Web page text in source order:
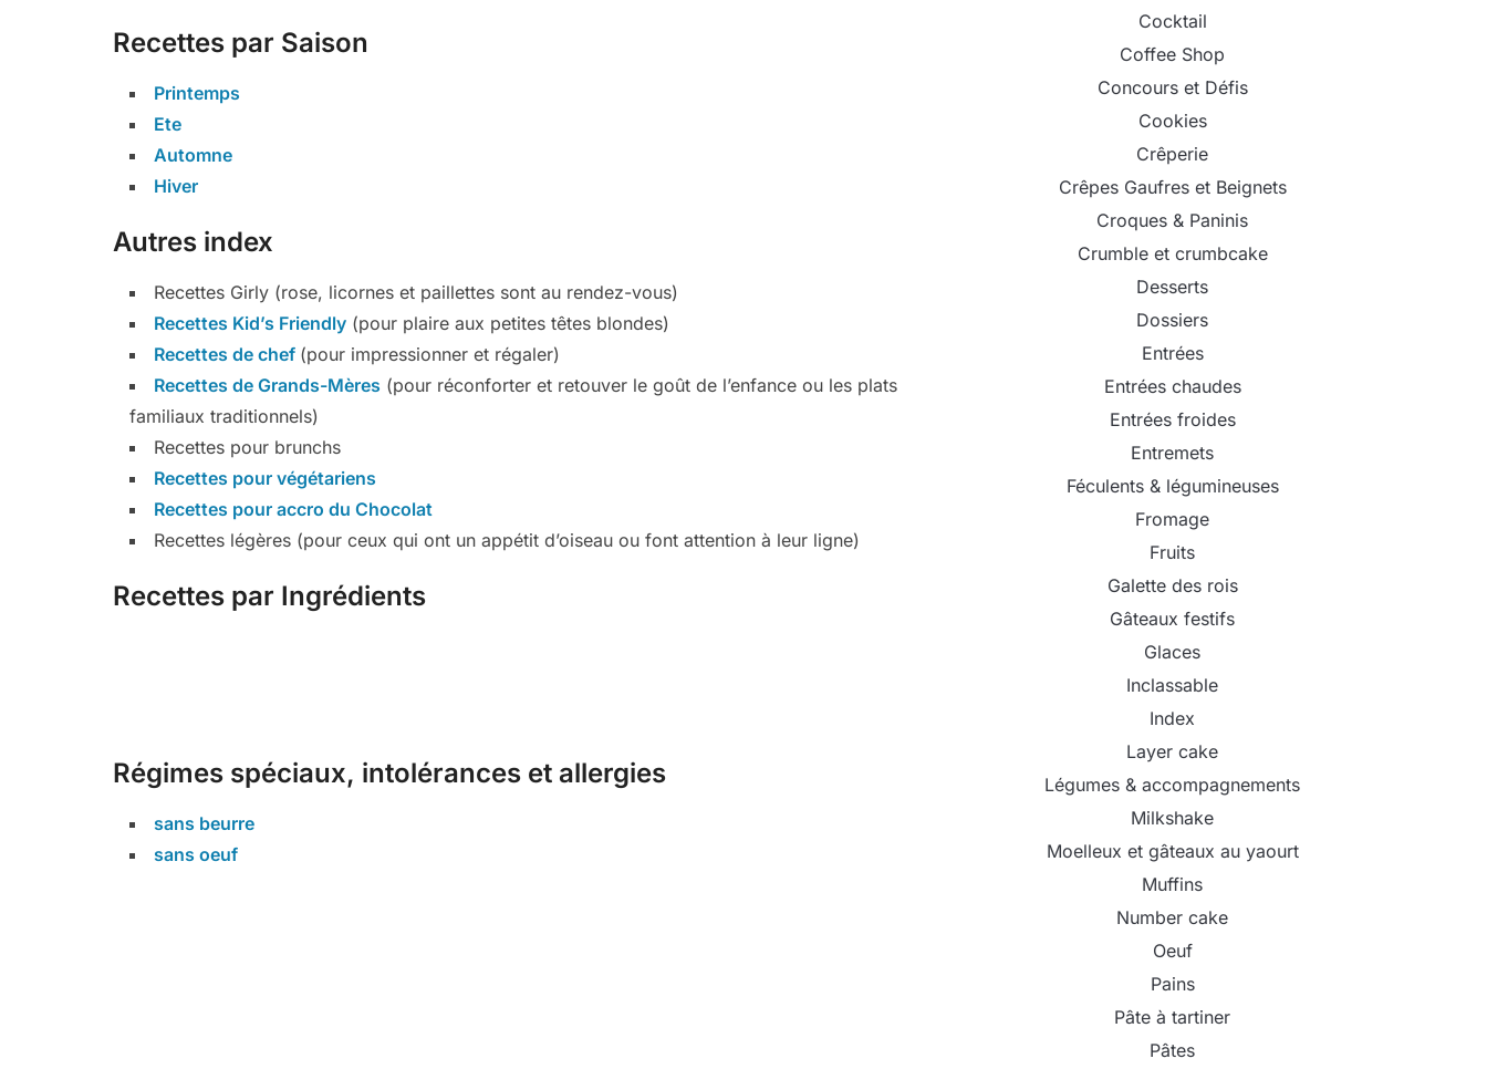
Recettes par Saison
Printemps
Ete
Automne
Hiver
Autres index
Recettes Girly (rose, licornes et paillettes sont au rendez-vous)
Recettes Kid’s Friendly (pour plaire aux petites têtes blondes)
Recettes de chef (pour impressionner et régaler)
Recettes de Grands-Mères (pour réconforter et retouver le goût de l’enfance ou les plats
familiaux traditionnels)
Recettes pour brunchs
Recettes pour végétariens
Recettes pour accro du Chocolat
Recettes légères (pour ceux qui ont un appétit d’oiseau ou font attention à leur ligne)
Recettes par Ingrédients
Régimes spéciaux, intolérances et allergies
sans beurre
sans oeuf
Cocktail
Coffee Shop
Concours et Défis
Cookies
Crêperie
Crêpes Gaufres et Beignets
Croques & Paninis
Crumble et crumbcake
Desserts
Dossiers
Entrées
Entrées chaudes
Entrées froides
Entremets
Féculents & légumineuses
Fromage
Fruits
Galette des rois
Gâteaux festifs
Glaces
Inclassable
Index
Layer cake
Légumes & accompagnements
Milkshake
Moelleux et gâteaux au yaourt
Muffins
Number cake
Oeuf
Pains
Pâte à tartiner
Pâtes